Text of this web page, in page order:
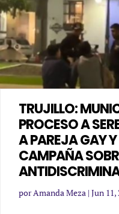
TRUJILLO:
PROCESO A
A PAREJA GAY
CAMPAÑA
porAmanda Meza | Jun 11,